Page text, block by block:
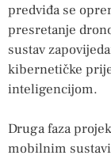
predviđa se
presretanje
sustav
kibernetičke
inteligencijom.
Druga faza
mobilnim